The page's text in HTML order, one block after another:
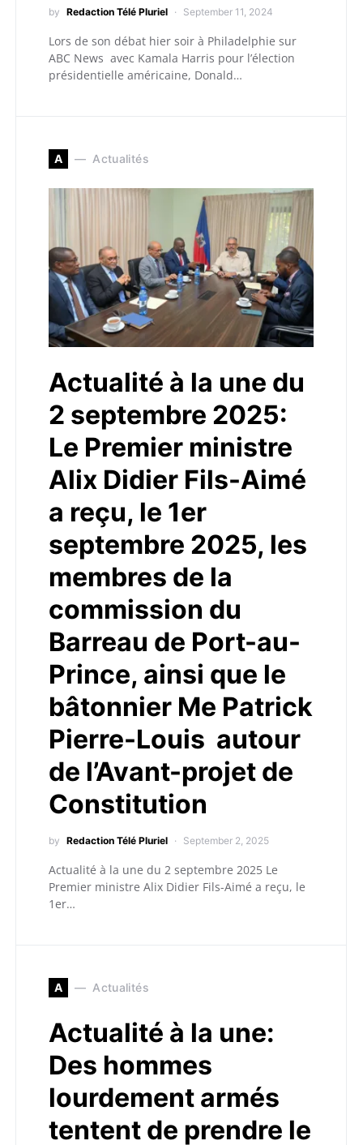
by Redaction Télé Pluriel September 11, 2024
Lors de son débat hier soir à Philadelphie sur
ABC News avec Kamala Harris pour l’élection
présidentielle américaine, Donald…
A Actualités
Actualité à la une du
2 septembre 2025:
Le Premier ministre
Alix Didier Fils-Aimé
a reçu, le 1er
septembre 2025, les
membres de la
commission du
Barreau de Port-au-
Prince, ainsi que le
bâtonnier Me Patrick
Pierre-Louis autour
de l’Avant-projet de
Constitution
by Redaction Télé Pluriel September 2, 2025
Actualité à la une du 2 septembre 2025 Le
Premier ministre Alix Didier Fils-Aimé a reçu, le
1er…
A Actualités
Actualité à la une:
Des hommes
lourdement armés
tentent de prendre le